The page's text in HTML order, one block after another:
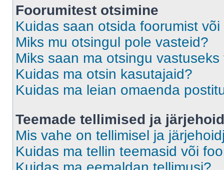
Foorumitest otsimine
Kuidas saan otsida foorumist
Miks mu otsingul pole vasteid?
Miks saan ma otsingu
Kuidas ma otsin kasutajaid?
Kuidas ma leian omaenda
Teemade tellimised ja
Mis vahe on tellimisel ja
Kuidas ma tellin teemasid või